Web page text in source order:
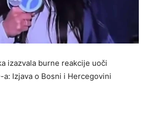
izazvala burne reakcije uoči
a: Izjava o Bosni i Hercegovini